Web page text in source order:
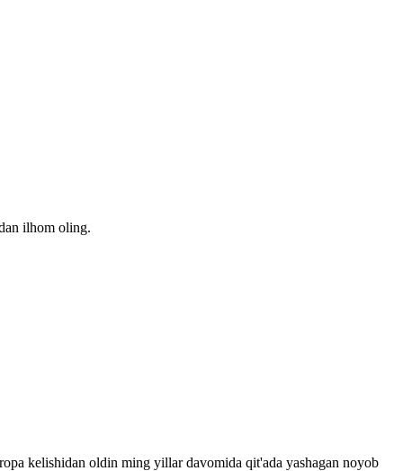
ilhom oling.
kelishidan oldin ming yillar davomida qit'ada yashagan noyob